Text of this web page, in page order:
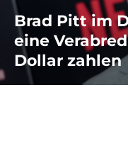
Brad Pitt im
eine
Dollar zahlen